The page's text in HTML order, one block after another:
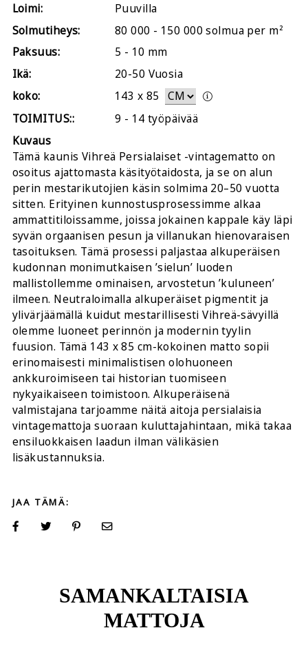
Loimi:
Puuvilla
Solmutiheys:
80 000 - 150 000 solmua per m²
Paksuus:
5 - 10 mm
Ikä:
20-50 Vuosia
koko:
143 x 85
TOIMITUS::
9 - 14 työpäivää
Kuvaus
Tämä kaunis Vihreä Persialaiset -vintagematto on
osoitus ajattomasta käsityötaidosta, ja se on alun
perin mestarikutojien käsin solmima 20–50 vuotta
sitten. Erityinen kunnostusprosessimme alkaa
ammattitiloissamme, joissa jokainen kappale käy läpi
syvän orgaanisen pesun ja villanukan hienovaraisen
tasoituksen. Tämä prosessi paljastaa alkuperäisen
kudonnan monimutkaisen ’sielun’ luoden
mallistollemme ominaisen, arvostetun ’kuluneen’
ilmeen. Neutraloimalla alkuperäiset pigmentit ja
ylivärjäämällä kuidut mestarillisesti Vihreä-sävyillä
olemme luoneet perinnön ja modernin tyylin
fuusion. Tämä 143 x 85 cm-kokoinen matto sopii
erinomaisesti minimalistisen olohuoneen
ankkuroimiseen tai historian tuomiseen
nykyaikaiseen toimistoon. Alkuperäisenä
valmistajana tarjoamme näitä aitoja persialaisia
vintagemattoja suoraan kuluttajahintaan, mikä takaa
ensiluokkaisen laadun ilman välikäsien
lisäkustannuksia.
JAA TÄMÄ:
SAMANKALTAISIA
MATTOJA